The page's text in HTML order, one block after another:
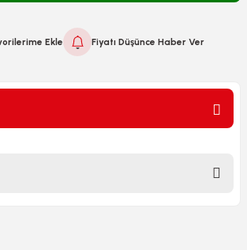
Fiyatı Düşünce Haber Ver